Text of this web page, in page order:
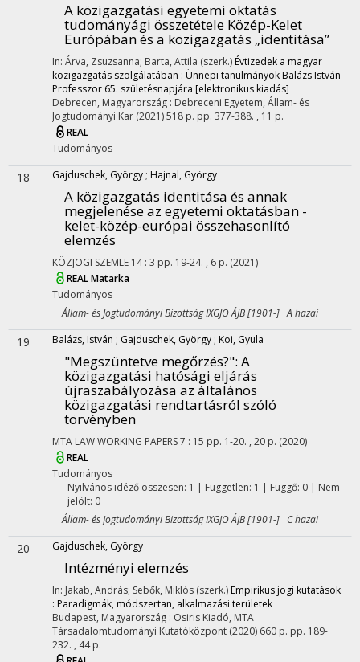
A közigazgatási egyetemi oktatás
tudományági összetétele Közép-Kelet
Európában és a közigazgatás „identitása”
In: Árva, Zsuzsanna; Barta, Attila (szerk.) Évtizedek a magyar
közigazgatás szolgálatában : Ünnepi tanulmányok Balázs István
Professzor 65. születésnapjára [elektronikus kiadás]
Debrecen, Magyarország : Debreceni Egyetem, Állam- és
Jogtudományi Kar (2021)518 p. pp. 377-388. , 11 p.
REAL
Tudományos
18 Gajduschek, György ; Hajnal, György
A közigazgatás identitása és annak
megjelenése az egyetemi oktatásban -
kelet-közép-európai összehasonlító
elemzés
KÖZJOGI SZEMLE 14: 3 pp. 19-24. , 6 p. (2021)
REALMatarka
Tudományos
Állam- és Jogtudományi Bizottság IXGJO ÁJB [1901-] A hazai
19 Balázs, István ; Gajduschek, György ; Koi, Gyula
"Megszüntetve megőrzés?": A
közigazgatási hatósági eljárás
újraszabályozása az általános
közigazgatási rendtartásról szóló
törvényben
MTA LAW WORKING PAPERS7 : 15 pp. 1-20. , 20 p. (2020)
REAL
Tudományos
Nyilvános idéző összesen: 1 | Független: 1 | Függő: 0 | Nem
jelölt: 0
Állam- és Jogtudományi Bizottság IXGJO ÁJB [1901-] C hazai
20 Gajduschek, György
Intézményi elemzés
In: Jakab, András; Sebők, Miklós (szerk.) Empirikus jogi kutatások
: Paradigmák, módszertan, alkalmazási területek
Budapest, Magyarország : Osiris Kiadó, MTA
Társadalomtudományi Kutatóközpont (2020) 660 p. pp. 189-
232. , 44 p.